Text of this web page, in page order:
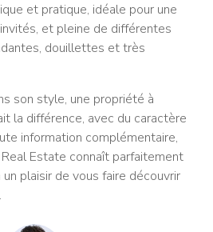
et pratique, idéale pour une
et pleine de différentes
douillettes et très
son style, une propriété à
la différence, avec du caractère
information complémentaire,
Real Estate connaît parfaitement
plaisir de vous faire découvrir